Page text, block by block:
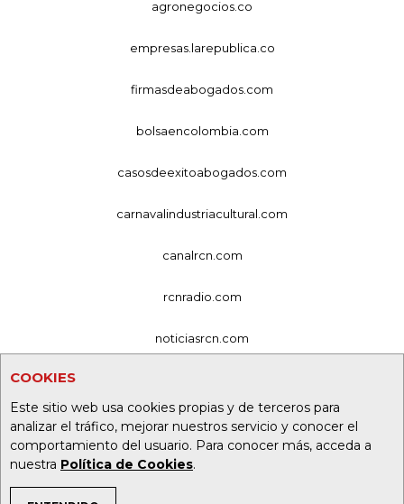
COOKIES
Este sitio web usa cookies propias y de terceros para
analizar el tráfico, mejorar nuestros servicio y conocer el
comportamiento del usuario. Para conocer más, acceda a
nuestra Política de Cookies.
agronegocios.co
empresas.larepublica.co
firmasdeabogados.com
bolsaencolombia.com
casosdeexitoabogados.com
carnavalindustriacultural.com
canalrcn.com
rcnradio.com
noticiasrcn.com
alerta.com.co
deportesrcn.com